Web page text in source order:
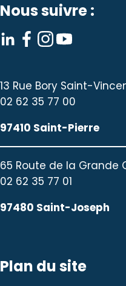
Nous suivre :
13 Rue Bory Saint-
02 62 35 77 00
97410 Saint-Pierre
65 Route de la Grande
02 62 35 77 01
97480 Saint-Joseph
Plan du site